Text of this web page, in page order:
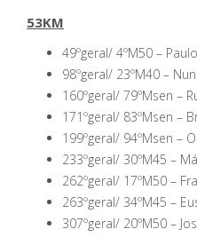
53KM
49ºgeral/ 4ºM50 –
98ºgeral/ 23ºM40 –
160ºgeral/ 79ºMsen –
171ºgeral/ 83ºMsen –
199ºgeral/ 94ºMsen –
233ºgeral/ 30ºM45 –
262ºgeral/ 17ºM50 –
263ºgeral/ 34ºM45 –
307ºgeral/ 20ºM50 –